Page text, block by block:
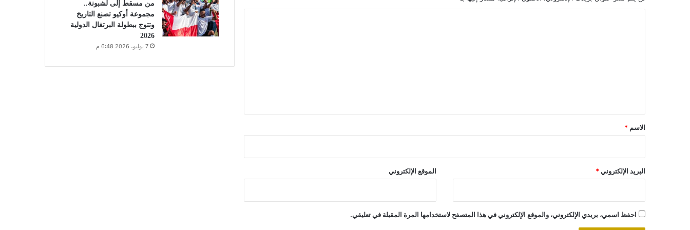
*
الاسم *
البريد الإلكتروني* الموقع الإلكتروني
احفظ اسمي، بريدي الإلكتروني، والموقع الإلكتروني في هذا المتصفح لاستخدامها المرة المقبلة في تعليقي.
من مسقط إلى لشبونة..
مجموعة أوكيو تصنع التاريخ
وتتوج ببطولة البرتغال الدولية
2026
7 يوليو، 2026 6:48 م